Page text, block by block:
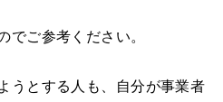
でご参考ください。
うとする人も、自分が事業者